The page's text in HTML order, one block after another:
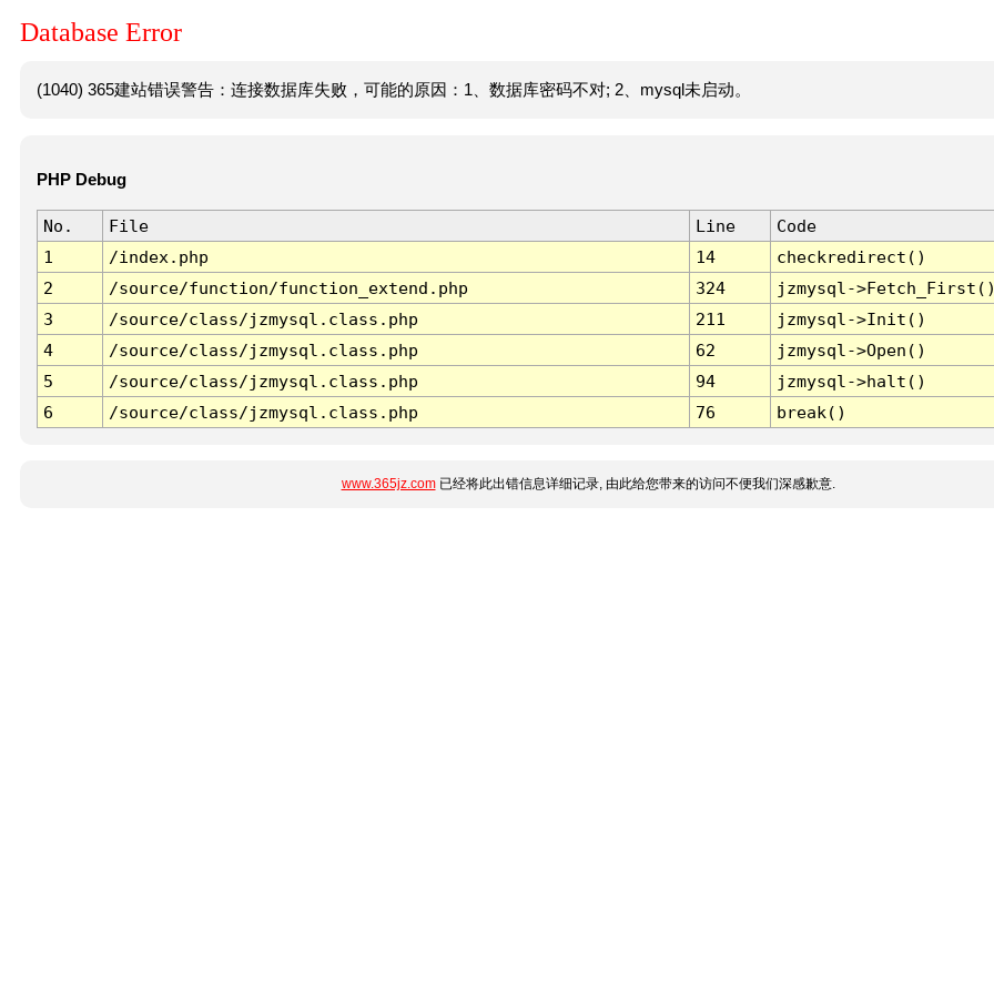
Database Error
(1040) 365建站错误警告：连接数据库失败，可能的原因：1、数据库密码不对; 2、mysql未启动。
PHP Debug
No. File Line
Code
1
/index.php 14
checkredirect()
2
/source/function/function_extend.php 324
jzmysql-
3
/source/class/jzmysql.class.php 211
jzmysql->Init()
4
/source/class/jzmysql.class.php 62
jzmysql->Open()
5
/source/class/jzmysql.class.php 94
jzmysql->halt()
6
/source/class/jzmysql.class.php 76 break()
www.365jz.com已经将此出错信息详细记录, 由此给您带来的访问不便我们深感歉意.